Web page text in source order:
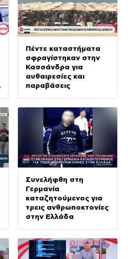
Πέντε καταστήματα
σφραγίστηκαν στην
Κασσάνδρα για
αυθαιρεσίες και
παραβάσεις
Συνελήφθη στη
Γερμανία
καταζητούμενος για
τρεις ανθρωποκτονίες
στην Ελλάδα